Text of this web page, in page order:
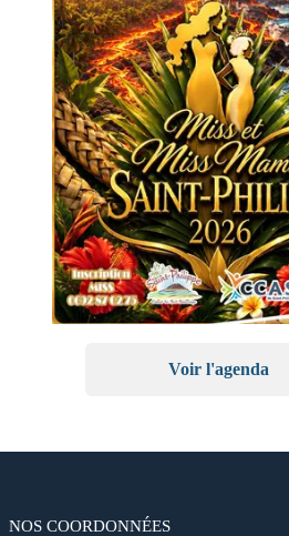
Voir l'agenda
NOS COORDONNÉES